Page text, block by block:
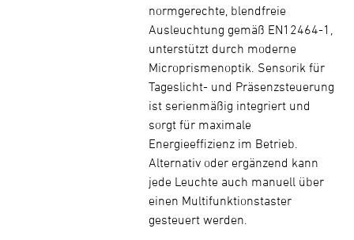
normgerechte, blendfreie
Ausleuchtung gemäß EN12464-1,
unterstützt durch moderne
Microprismenoptik. Sensorik für
Tageslicht- und Präsenzsteuerung
ist serienmäßig integriert und
sorgt für maximale
Energieeffizienz im Betrieb.
Alternativ oder ergänzend kann
jede Leuchte auch manuell über
einen Multifunktionstaster
gesteuert werden.